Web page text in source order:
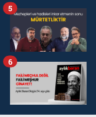
5
6